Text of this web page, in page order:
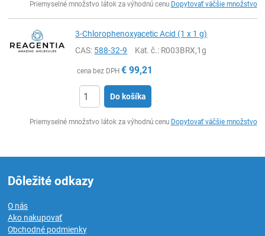
Priemyselné množstvo látok za výhodnú cenu Dopytovať väčšie množstvo
3-Chlorophenoxyacetic Acid (1 x 1 g)
CAS: 588-32-9 Kat. č.: R003BRX,1g
cena bez DPH € 99,21
Do košíka
Priemyselné množstvo látok za výhodnú cenu Dopytovať väčšie množstvo
Dôležité odkazy
O nás
Ako nakupovať
Obchodné podmienky